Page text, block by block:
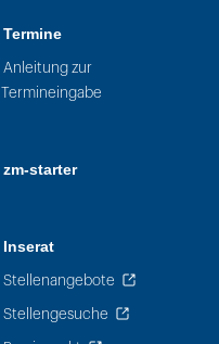
Termine
Anleitung zur
Termineingabe
zm-starter
Inserat
Stellenangebote
Stellengesuche